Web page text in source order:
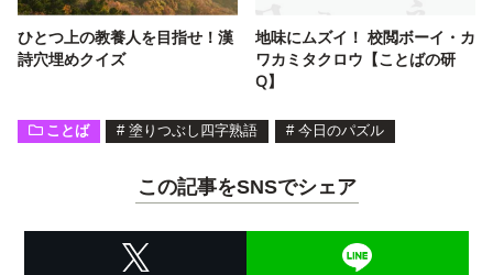
ひとつ上の教養人を目指せ！漢
詩穴埋めクイズ
地味にムズイ！ 校閲ボーイ・カ
ワカミタクロウ【ことばの研
Q】
ことば # 塗りつぶし四字熟語 # 今日のパズル
この記事をSNSでシェア